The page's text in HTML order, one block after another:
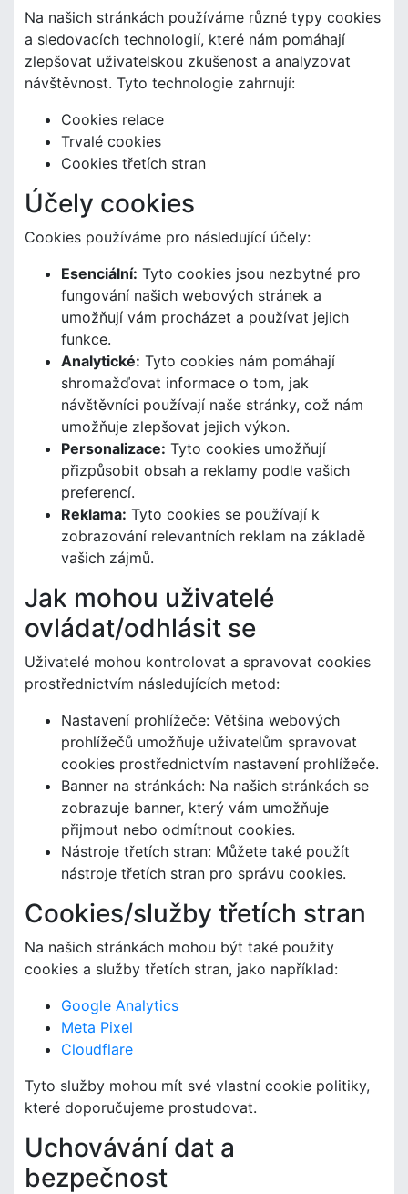
Na našich stránkách používáme různé typy cookies
a sledovacích technologií, které nám pomáhají
zlepšovat uživatelskou zkušenost a analyzovat
návštěvnost. Tyto technologie zahrnují:
Cookies relace
Trvalé cookies
Cookies třetích stran
Účely cookies
Cookies používáme pro následující účely:
Esenciální: Tyto cookies jsou nezbytné pro
fungování našich webových stránek a
umožňují vám procházet a používat jejich
funkce.
Analytické: Tyto cookies nám pomáhají
shromažďovat informace o tom, jak
návštěvníci používají naše stránky, což nám
umožňuje zlepšovat jejich výkon.
Personalizace: Tyto cookies umožňují
přizpůsobit obsah a reklamy podle vašich
preferencí.
Reklama: Tyto cookies se používají k
zobrazování relevantních reklam na základě
vašich zájmů.
Jak mohou uživatelé
ovládat/odhlásit se
Uživatelé mohou kontrolovat a spravovat cookies
prostřednictvím následujících metod:
Nastavení prohlížeče: Většina webových
prohlížečů umožňuje uživatelům spravovat
cookies prostřednictvím nastavení prohlížeče.
Banner na stránkách: Na našich stránkách se
zobrazuje banner, který vám umožňuje
přijmout nebo odmítnout cookies.
Nástroje třetích stran: Můžete také použít
nástroje třetích stran pro správu cookies.
Cookies/služby třetích stran
Na našich stránkách mohou být také použity
cookies a služby třetích stran, jako například:
Google Analytics
Meta Pixel
Cloudflare
Tyto služby mohou mít své vlastní cookie politiky,
které doporučujeme prostudovat.
Uchovávání dat a
bezpečnost